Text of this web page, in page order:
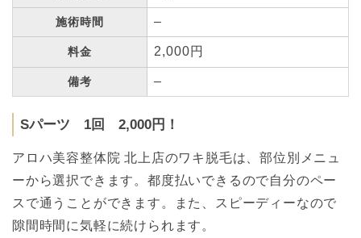
施術時間 –
料金 2,000円
備考 –
Sパーツ 1回 2,000円！
アロハ美容整体院 北上店のワキ脱毛は、部位別メニュ
ーから選択できます。都度払いできるので自分のペー
スで通うことができます。また、スピーディーなので
隙間時間に気軽に続けられます。